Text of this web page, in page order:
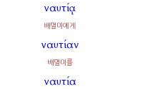
ναυτίᾳ
배멀미에게
ναυτίαν
배멀미를
ναυτία